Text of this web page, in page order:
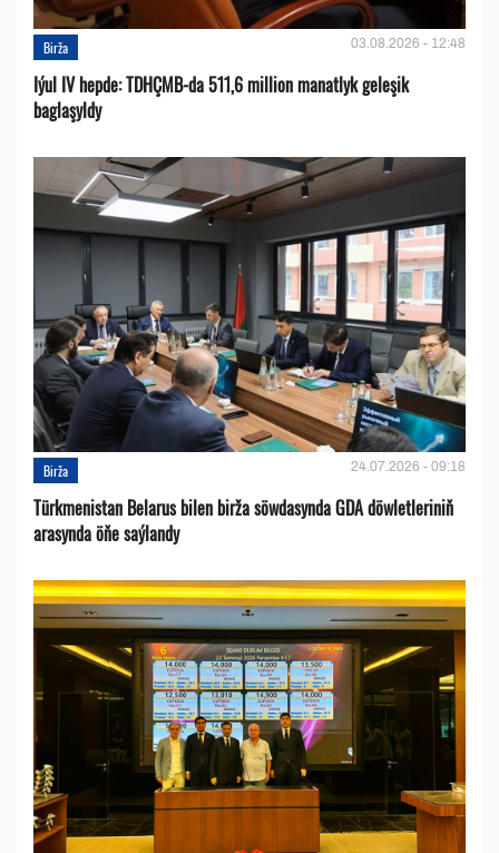
Birža 03.08.2026 - 12:48
Iýul IV hepde: TDHÇMB-da 511,6 million manatlyk geleşik
baglaşyldy
Birža 24.07.2026 - 09:18
Türkmenistan Belarus bilen birža söwdasynda GDA döwletleriniň
arasynda öňe saýlandy